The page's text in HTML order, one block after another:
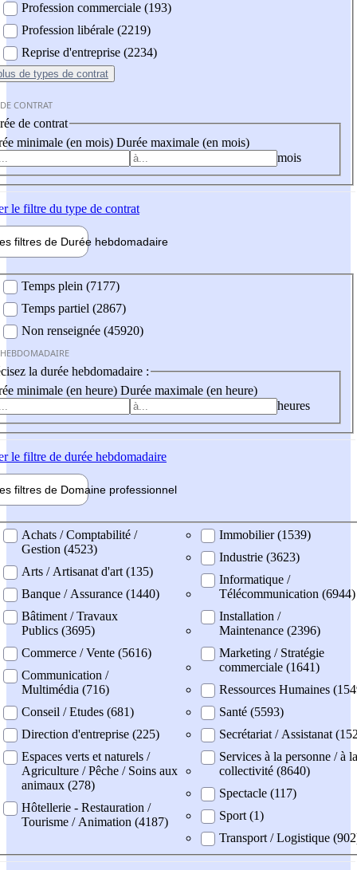
Profession commerciale (193)
Profession libérale (2219)
Reprise d'entreprise (2234)
de types de contrat
CONTRAT
de contrat
minimale (en mois) Durée maximale (en mois)
mois
le filtre du type de contrat
filtres de Durée hebdomadaire
Temps plein (7177)
Temps partiel (2867)
Non renseignée (45920)
la durée hebdomadaire :
minimale (en heure) Durée maximale (en heure)
heures
le filtre de durée hebdomadaire
filtres de Domaine professionnel
professionel
Achats / Comptabilité /
Gestion (4523)
Arts / Artisanat d'art (135)
Banque / Assurance (1440)
Bâtiment / Travaux
Publics (3695)
Commerce / Vente (5616)
Communication /
Multimédia (716)
Conseil / Etudes (681)
Direction d'entreprise (225)
Espaces verts et naturels /
Agriculture / Pêche / Soins aux
animaux (278)
Hôtellerie - Restauration /
Tourisme / Animation (4187)
Immobilier (1539)
Industrie (3623)
Informatique /
Télécommunication (6944)
Installation /
Maintenance (2396)
Marketing / Stratégie
commerciale (1641)
Ressources Humaines
Santé (5593)
Secrétariat / Assistanat
Services à la personne / à la
collectivité (8640)
Spectacle (117)
Sport (1)
Transport / Logistique